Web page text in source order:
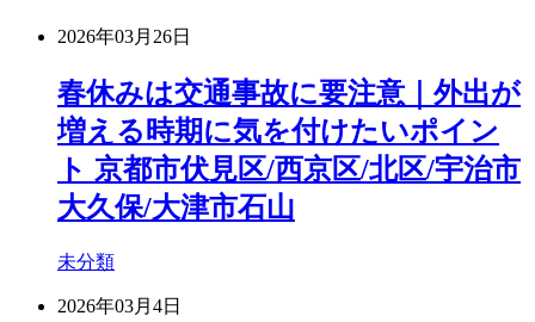
2026年03月26日
春休みは交通事故に要注意｜外出が
増える時期に気を付けたいポイン
ト 京都市伏見区/西京区/北区/宇治市
大久保/大津市石山
未分類
2026年03月4日